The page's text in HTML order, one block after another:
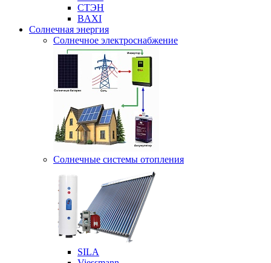
СТЭН
BAXI
Солнечная энергия
Солнечное электроснабжение
Солнечные системы отопления
SILA